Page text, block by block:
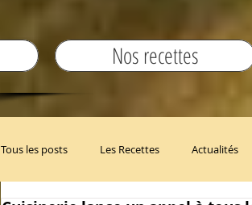
Nos recettes
Tous les posts Les Recettes Actualités